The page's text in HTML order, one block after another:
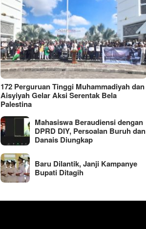
172 Perguruan Tinggi Muhammadiyah dan
Aisyiyah Gelar Aksi Serentak Bela
Palestina
Mahasiswa Beraudiensi dengan
DPRD DIY, Persoalan Buruh dan
Danais Diungkap
Baru Dilantik, Janji Kampanye
Bupati Ditagih